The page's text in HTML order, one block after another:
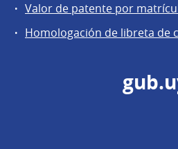
Valor de patente por
Homologación de libreta de